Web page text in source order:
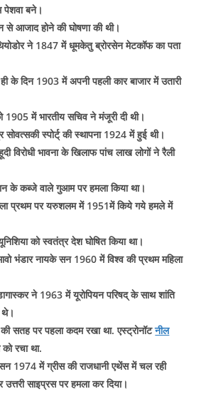
पेशवा बने।
से आजाद होने की घोषणा की थी।
ने 1847 में धूमकेतु ब्रोरसेन मेटकॉफ का पता
के दिन 1903 में अपनी पहली कार बाजार में उतारी
में भारतीय सचिव ने मंजूरी दी थी।
स्पोर्ट् की स्थापना 1924 में हुई थी।
विरोधी भावना के खिलाफ पांच लाख लोगों ने रैली
के कब्जे वाले गुआम पर हमला किया था।
प्रथम पर यरुशलम में 1951में किये गये हमले में
को स्वतंत्र देश घोषित किया था।
भंडार नायके सन 1960 में विश्व की प्रथम महिला
ने 1963 में यूरोपियन परिषद् के साथ शांति
थे।
सतह पर पहला कदम रखा था. एस्‍ट्रोनॉटनील
रचा था.
1974 में ग्रीस की राजधानी एथेंस में चल रही
साइप्रस पर हमला कर दिया।